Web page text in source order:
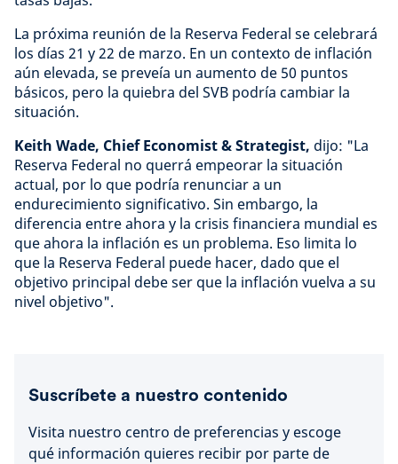
La próxima reunión de la Reserva Federal se celebrará
los días 21 y 22 de marzo. En un contexto de inflación
aún elevada, se preveía un aumento de 50 puntos
básicos, pero la quiebra del SVB podría cambiar la
situación.
Keith Wade, Chief Economist & Strategist, dijo: "La
Reserva Federal no querrá empeorar la situación
actual, por lo que podría renunciar a un
endurecimiento significativo. Sin embargo, la
diferencia entre ahora y la crisis financiera mundial es
que ahora la inflación es un problema. Eso limita lo
que la Reserva Federal puede hacer, dado que el
objetivo principal debe ser que la inflación vuelva a su
nivel objetivo".
Suscríbete a nuestro contenido
Visita nuestro centro de preferencias y escoge
qué información quieres recibir por parte de